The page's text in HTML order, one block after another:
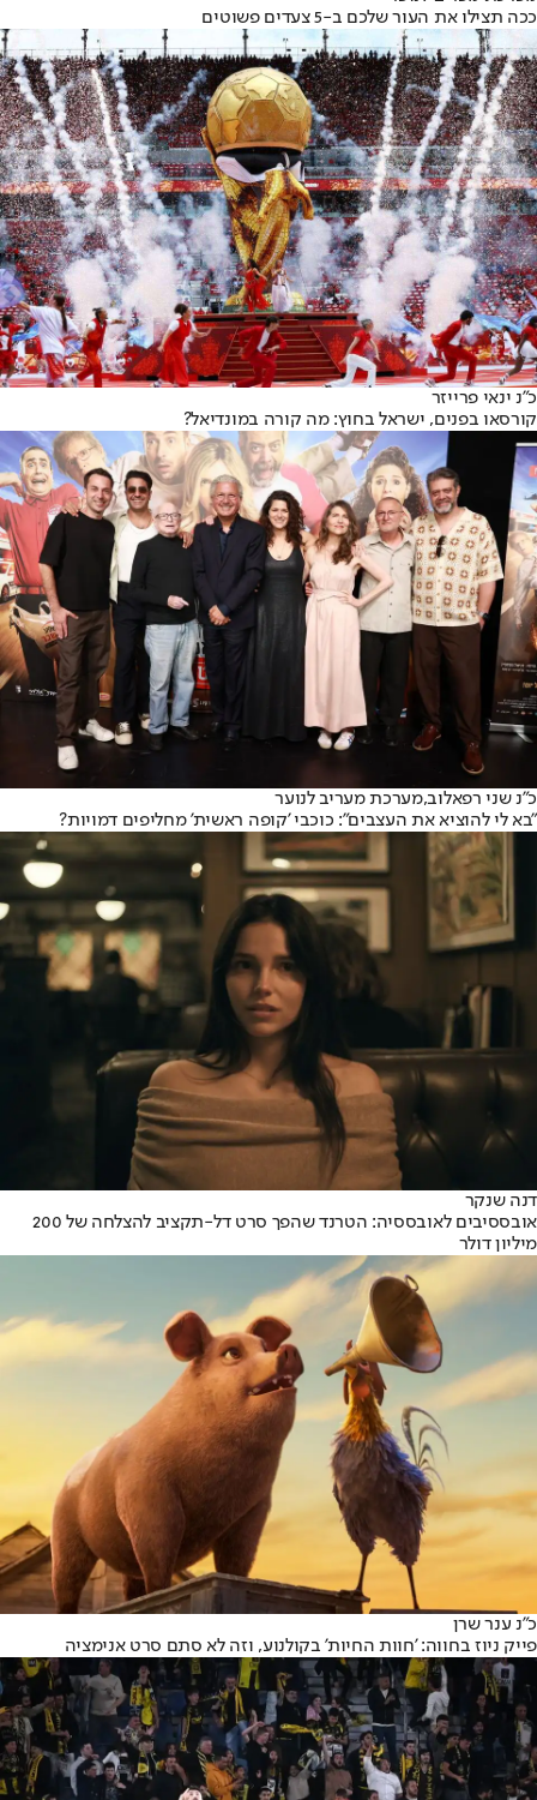
ככה תצילו את העור שלכם ב-5 צעדים פשוטים
כ"נ ינאי פרייזר
קורסאו בפנים, ישראל בחוץ: מה קורה במונדיאל?
כ"נ שני רפאלוב,מערכת מעריב לנוער
"בא לי להוציא את העצבים": כוכבי 'קופה ראשית' מחליפים דמויות?
דנה שנקר
אובססיבים לאובססיה: הטרנד שהפך סרט דל-תקציב להצלחה של 200
מיליון דולר
כ״נ ענר שרן
פייק ניוז בחווה: 'חוות החיות' בקולנוע, וזה לא סתם סרט אנימציה